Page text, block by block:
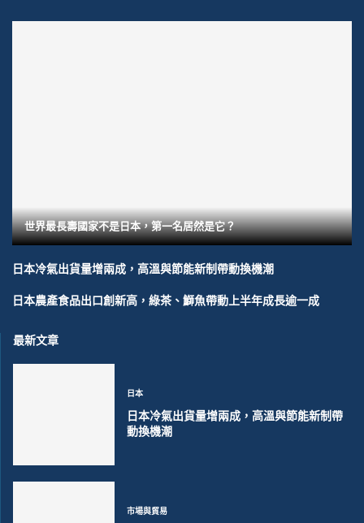
世界最長壽國家不是日本，第一名居然是它？
日本冷氣出貨量增兩成，高溫與節能新制帶動換機潮
日本農產食品出口創新高，綠茶、鰤魚帶動上半年成長逾一成
最新文章
日本
日本冷氣出貨量增兩成，高溫與節能新制帶
動換機潮
市場與貿易